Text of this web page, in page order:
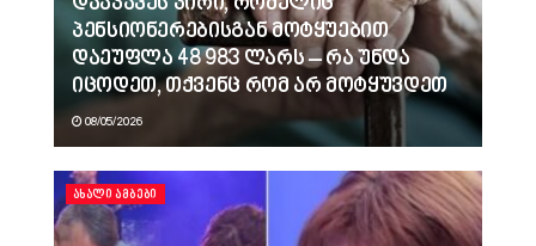
პენსიონერებისგან მოტყუებით
დაეუფლა 48 983 ლარს – რა უნდა
იცოდეთ, თქვენც რომ არ მოტყუვდეთ
08/05/2026
ᲐᲮᲐᲚᲘ ᲐᲛᲑᲔᲑᲘ